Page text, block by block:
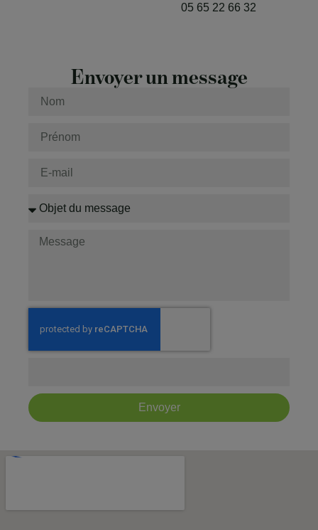
05 65 22 66 32
Envoyer un message
Envoyer